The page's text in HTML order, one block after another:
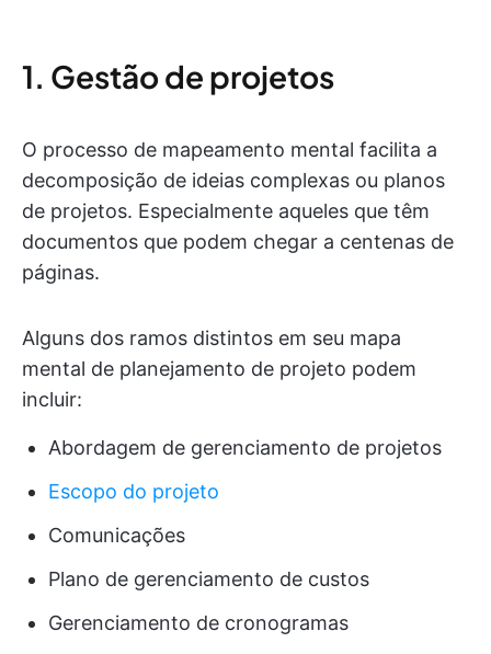
1. Gestão de projetos
O processo de mapeamento mental facilita a
decomposição de ideias complexas ou planos
de projetos. Especialmente aqueles que têm
documentos que podem chegar a centenas de
páginas.
Alguns dos ramos distintos em seu mapa
mental de planejamento de projeto podem
incluir:
Abordagem de gerenciamento de projetos
Escopo do projeto
Comunicações
Plano de gerenciamento de custos
Gerenciamento de cronogramas